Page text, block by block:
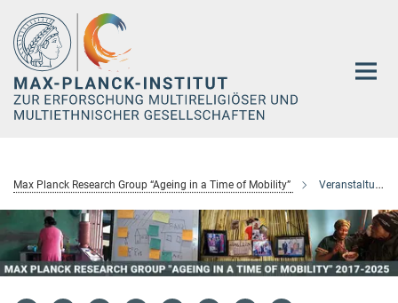
Hauptinhalt
Max Planck Research Group “Ageing in a Time of Mobility” Veranstaltungen